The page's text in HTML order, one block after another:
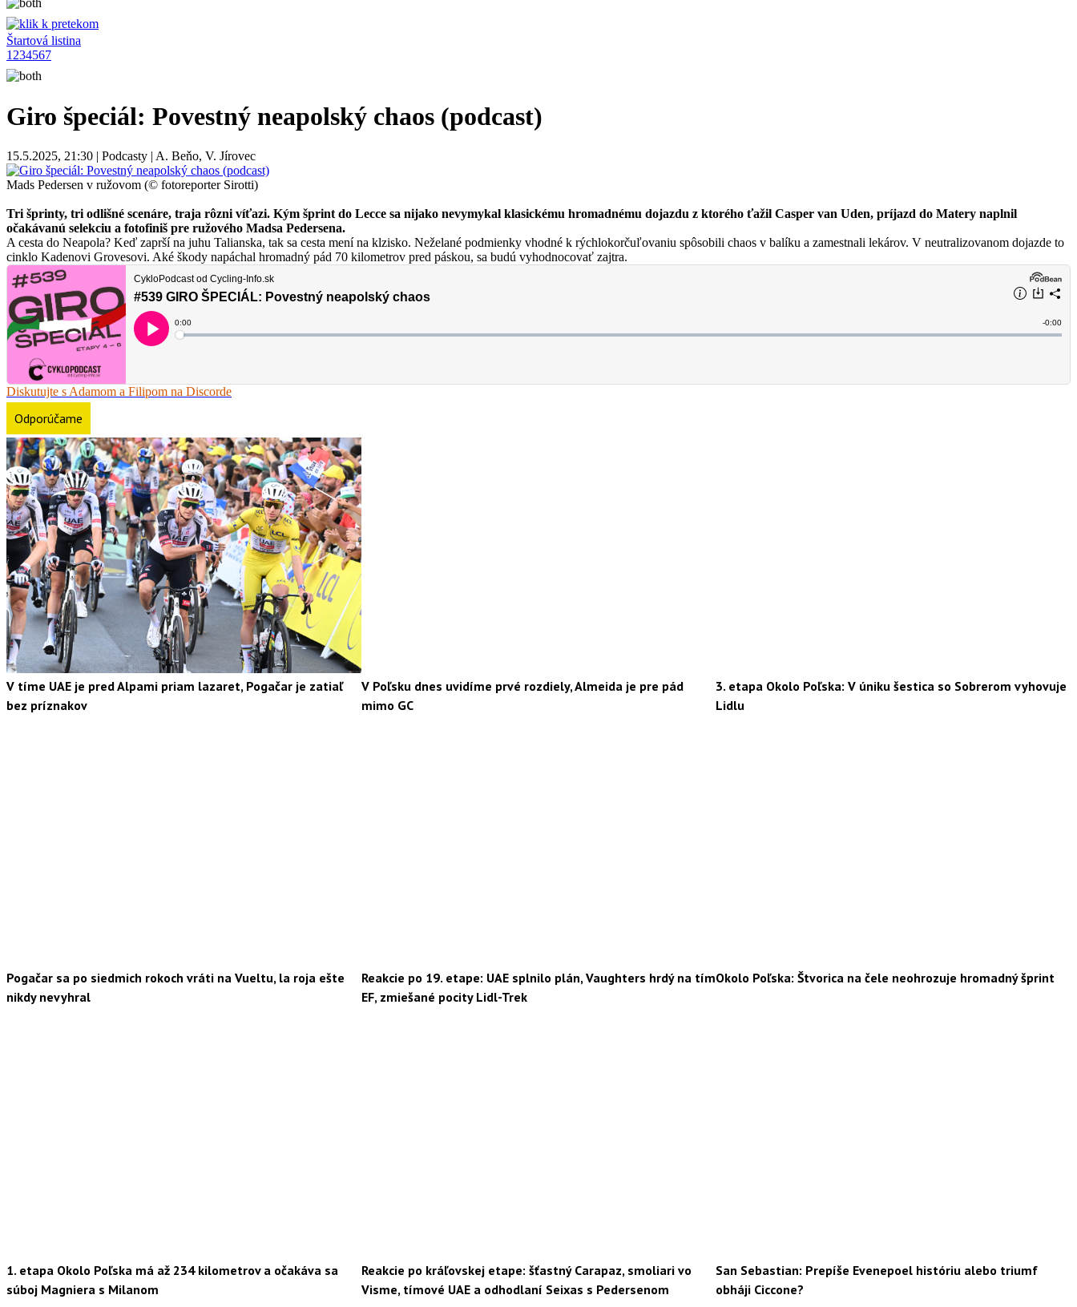
Štartová listina
1 234567
Giro špeciál: Povestný neapolský chaos (podcast)
15.5.2025, 21:30 | Podcasty | A. Beňo, V. Jírovec
Mads Pedersen v ružovom (© fotoreporter Sirotti)
Tri šprinty, tri odlišné scenáre, traja rôzni víťazi. Kým šprint do Lecce sa nijako nevymykal klasickému hromadnému dojazdu z ktorého ťažil Casper van Uden, príjazd do Matery naplnil
očakávanú selekciu a fotofiniš pre ružového Madsa Pedersena.
A cesta do Neapola? Keď zaprší na juhu Talianska, tak sa cesta mení na klzisko. Neželané podmienky vhodné k rýchlokorčuľovaniu spôsobili chaos v balíku a zamestnali lekárov. V neutralizovanom dojazde to
cinklo Kadenovi Grovesovi. Aké škody napáchal hromadný pád 70 kilometrov pred páskou, sa budú vyhodnocovať zajtra.
Diskutujte s Adamom a Filipom na Discorde
Odporúčame
V tíme UAE je pred Alpami priam lazaret, Pogačar je zatiaľ
bez príznakov
V Poľsku dnes uvidíme prvé rozdiely, Almeida je pre pád
mimo GC
3. etapa Okolo Poľska: V úniku šestica so Sobrerom vyhovuje
Lidlu
Pogačar sa po siedmich rokoch vráti na Vueltu, la roja ešte
nikdy nevyhral
Reakcie po 19. etape: UAE splnilo plán, Vaughters hrdý na tím
EF, zmiešané pocity Lidl-Trek
Okolo Poľska: Štvorica na čele neohrozuje hromadný šprint
1. etapa Okolo Poľska má až 234 kilometrov a očakáva sa
súboj Magniera s Milanom
Reakcie po kráľovskej etape: šťastný Carapaz, smoliari vo
Visme, tímové UAE a odhodlaní Seixas s Pedersenom
San Sebastian: Prepíše Evenepoel históriu alebo triumf
obháji Ciccone?